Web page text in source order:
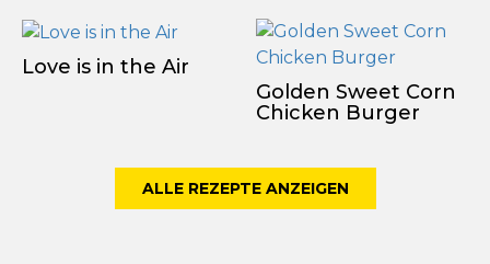
Love is in the Air
Golden Sweet Corn
Chicken Burger
ALLE REZEPTE ANZEIGEN